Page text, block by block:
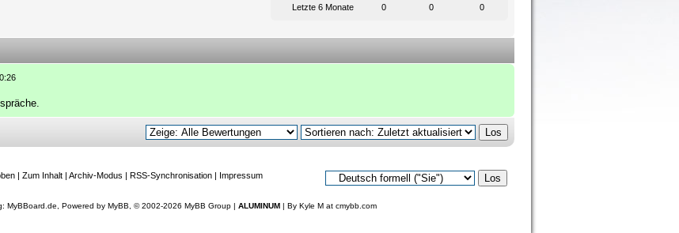
Letzte 6 Monate 0 0 0
| Zum Inhalt | Archiv-Modus | RSS-Synchronisation | Impressum
MyBBoard.de , Powered by MyBB , © 2002-2026 MyBB Group| ALUMINUM| By Kyle Mat cmybb.com